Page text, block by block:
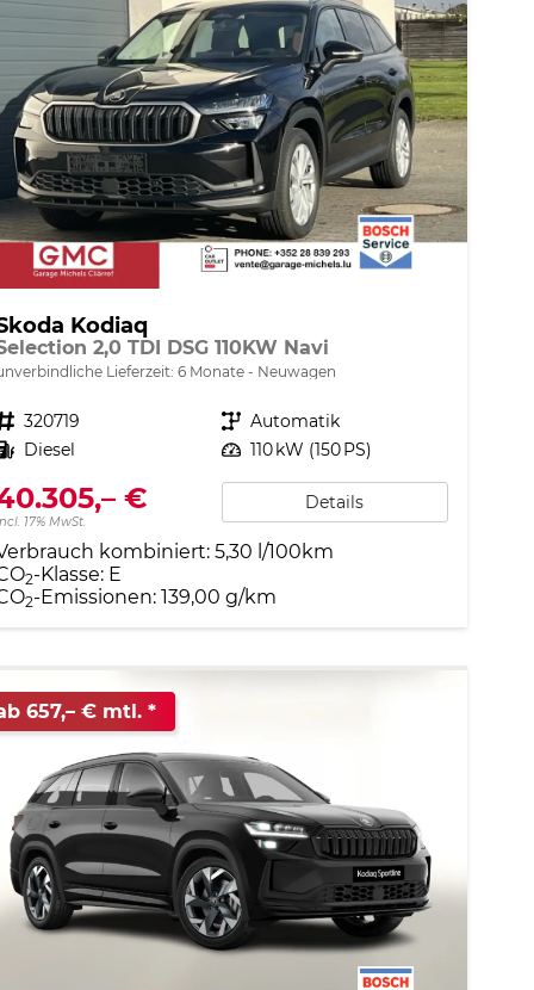
Kodiaq
2,0 TDI DSG 110KW Navi
Lieferzeit: 6 Monate Neuwagen
Fahrzeugnr. 320719 Getriebe Automatik
Kraftstoff Diesel Leistung 110 kW (150 PS)
€
17% MwSt.
Details
kombiniert: 5,30 l/100km
2-Klasse: E
2-Emissionen: 139,00 g/km
657,– € mtl.